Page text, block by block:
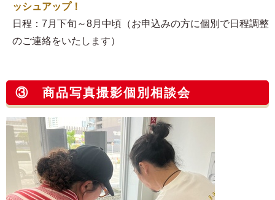
ッシュアップ！
日程：7月下旬～8月中頃（お申込みの方に個別で日程調整
のご連絡をいたします）
③ 商品写真撮影個別相談会